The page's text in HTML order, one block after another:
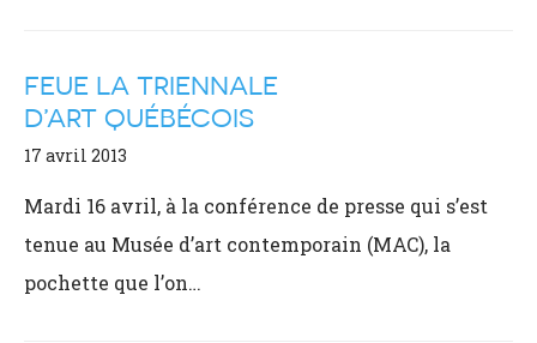
FEUE LA TRIENNALE
D’ART QUÉBÉCOIS
17 avril 2013
Mardi 16 avril, à la conférence de presse qui s’est
tenue au Musée d’art contemporain (MAC), la
pochette que l’on…